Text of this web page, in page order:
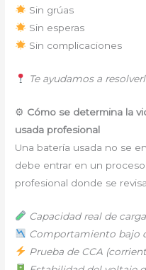
Sin grúas
Sin esperas
Sin complicaciones
Te ayudamos a
⚙ Cómo se determina la
usada profesional
Una batería usada no se
debe entrar en un
profesional donde se
Capacidad real de carga
Comportamiento bajo
Prueba de CCA